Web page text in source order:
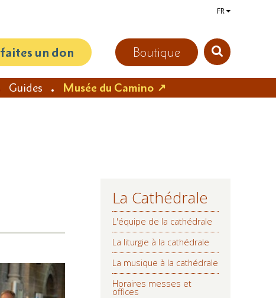
FR
Boutique
faites un don
Guides Musée du Camino
NAVIGATION
La Cathédrale
L'équipe de la cathédrale
La liturgie à la cathédrale
La musique à la cathédrale
Horaires messes et
offices